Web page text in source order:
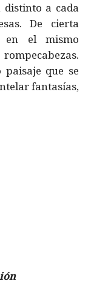
distinto a cada
De cierta
en el mismo
paisaje que se
fantasías,